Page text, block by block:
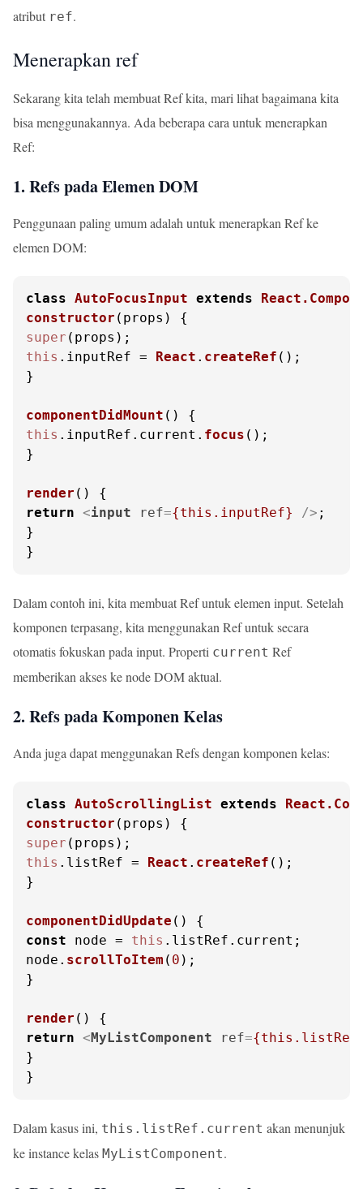
atribut ref.
Menerapkan ref
Sekarang kita telah membuat Ref kita, mari lihat bagaimana kita
bisa menggunakannya. Ada beberapa cara untuk menerapkan
Ref:
1. Refs pada Elemen DOM
Penggunaan paling umum adalah untuk menerapkan Ref ke
elemen DOM:
class AutoFocusInput extends
constructor ( props
super
this . inputRef = React . createRef ();
}
componentDidMount (
this . inputRef . current . focus ();
}
render (
return <input ref={this.inputRef} /> ;
}
}
Dalam contoh ini, kita membuat Ref untuk elemen input. Setelah
komponen terpasang, kita menggunakan Ref untuk secara
otomatis fokuskan pada input. Properti current Ref
memberikan akses ke node DOM aktual.
2. Refs pada Komponen Kelas
Anda juga dapat menggunakan Refs dengan komponen kelas:
class AutoScrollingList extends
constructor ( props
super
this . listRef = React . createRef ();
}
componentDidUpdate (
const node = this . listRef . current ;
node. scrollToItem ( 0 );
}
render (
return <MyListComponent ref=
}
}
Dalam kasus ini, this.listRef.current akan menunjuk
ke instance kelas MyListComponent.